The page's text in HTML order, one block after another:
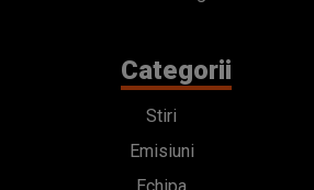
Categorii
Stiri
Emisiuni